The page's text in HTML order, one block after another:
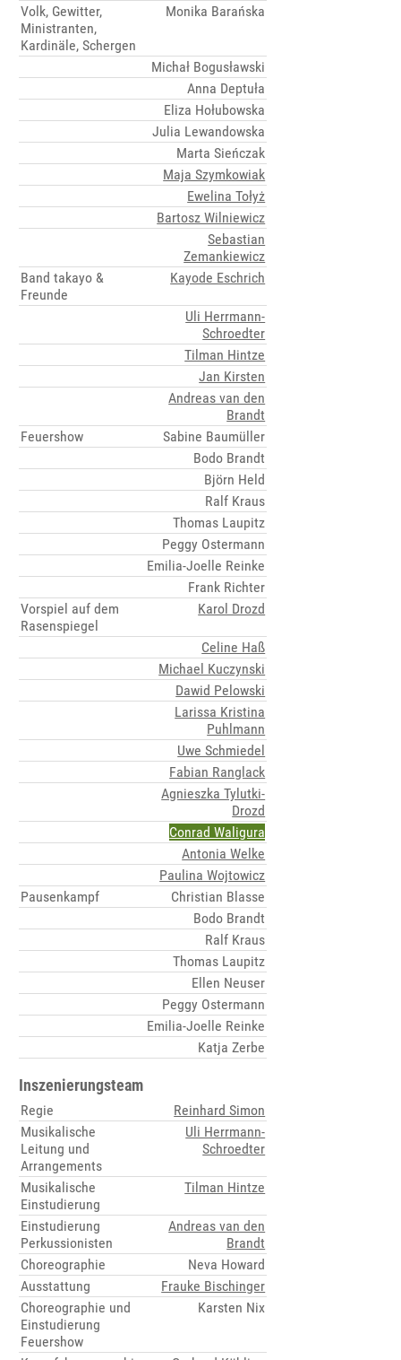
Volk, Gewitter,
Ministranten,
Kardinäle, Schergen
Monika Barańska
Michał Bogusławski
Anna Deptuła
Eliza Hołubowska
Julia Lewandowska
Marta Sieńczak
Maja Szymkowiak
Ewelina Tołyż
Bartosz Wilniewicz
Sebastian
Zemankiewicz
Band takayo &
Freunde
Kayode Eschrich
Uli Herrmann-
Schroedter
Tilman Hintze
Jan Kirsten
Andreas van den
Brandt
Feuershow
Sabine Baumüller
Bodo Brandt
Björn Held
Ralf Kraus
Thomas Laupitz
Peggy Ostermann
Emilia-Joelle Reinke
Frank Richter
Vorspiel auf dem
Rasenspiegel
Karol Drozd
Celine Haß
Michael Kuczynski
Dawid Pelowski
Larissa Kristina
Puhlmann
Uwe Schmiedel
Fabian Ranglack
Agnieszka Tylutki-
Drozd
Conrad Waligura
Antonia Welke
Paulina Wojtowicz
Pausenkampf
Christian Blasse
Bodo Brandt
Ralf Kraus
Thomas Laupitz
Ellen Neuser
Peggy Ostermann
Emilia-Joelle Reinke
Katja Zerbe
Inszenierungsteam
Regie
Reinhard Simon
Musikalische
Leitung und
Arrangements
Uli Herrmann-
Schroedter
Musikalische
Einstudierung
Tilman Hintze
Einstudierung
Perkussionisten
Andreas van den
Brandt
Choreographie
Neva Howard
Ausstattung
Frauke Bischinger
Choreographie und
Einstudierung
Feuershow
Karsten Nix